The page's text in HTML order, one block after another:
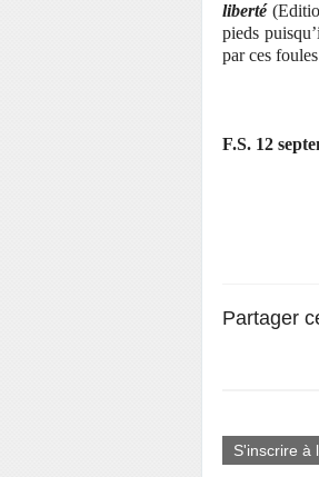
liberté
pieds
par ces
F.S. 12
Partager
S'inscrire à